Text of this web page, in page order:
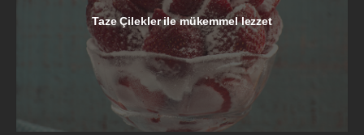
Taze Çilekler ile mükemmel lezzet
HEMEN SIPARIŞ VERIN